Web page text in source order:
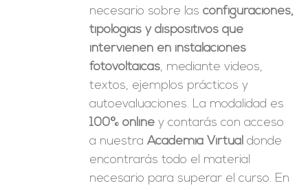
necesario sobre lasconfiguraciones,
tipologías y dispositivos que
intervienen en instalaciones
fotovoltaicas, mediante videos,
textos, ejemplos prácticos y
autoevaluaciones. La modalidad es
100% online y contarás con acceso
a nuestraAcademia Virtual donde
encontrarás todo el material
necesario para superar el curso. En